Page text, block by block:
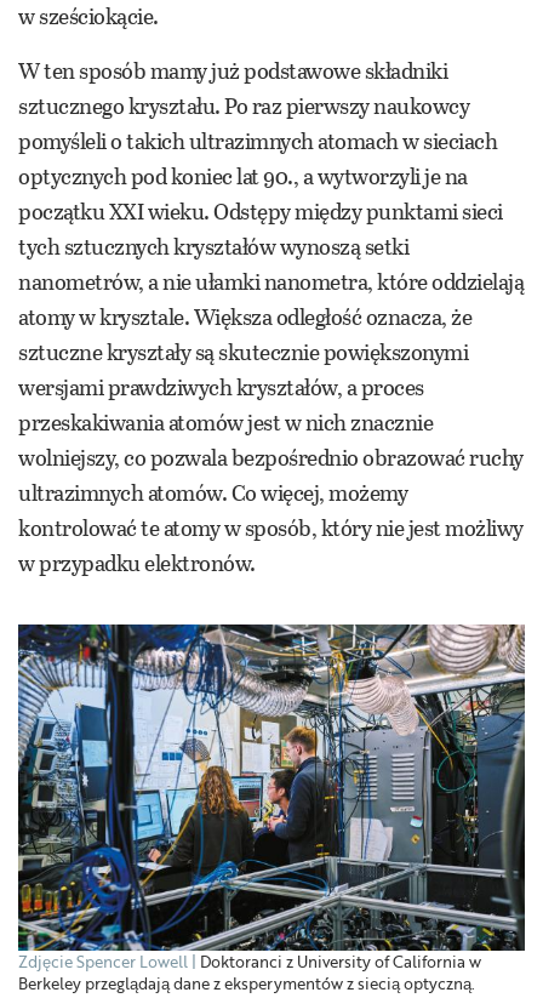
w sześciokącie.
W ten sposób mamy już podstawowe składniki
sztucznego kryształu. Po raz pierwszy naukowcy
pomyśleli o takich ultrazimnych atomach w sieciach
optycznych pod koniec lat 90., a wytworzyli je na
początku XXI wieku. Odstępy między punktami sieci
tych sztucznych kryształów wynoszą setki
nanometrów, a nie ułamki nanometra, które oddzielają
atomy w krysztale. Większa odległość oznacza, że
sztuczne kryształy są skutecznie powiększonymi
wersjami prawdziwych kryształów, a proces
przeskakiwania atomów jest w nich znacznie
wolniejszy, co pozwala bezpośrednio obrazować ruchy
ultrazimnych atomów. Co więcej, możemy
kontrolować te atomy w sposób, który nie jest możliwy
w przypadku elektronów.
Zdjęcie Spencer Lowell Doktoranci z University of California w
Berkeley przeglądają dane z eksperymentów z siecią optyczną.